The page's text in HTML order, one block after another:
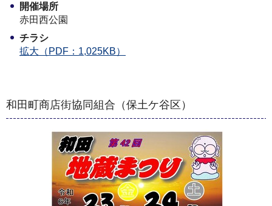
開催場所
赤田西公園
チラシ
拡大（PDF：1,025KB）
和田町商店街協同組合（保土ケ谷区）